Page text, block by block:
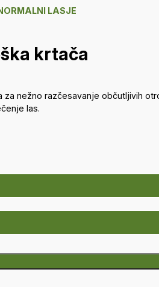
LASJE
krtača
za nežno razčesavanje občutljivih
las.